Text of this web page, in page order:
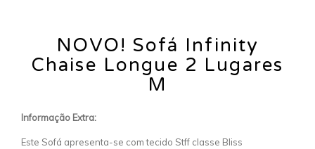
NOVO! Sofá Infinity
Chaise Longue 2 Lugares
M
Informação Extra:
Este Sofá apresenta-se com tecido Stff classe Bliss